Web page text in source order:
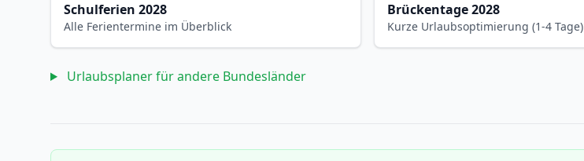
Schulferien 2028
Alle Ferientermine im Überblick
Brückentage 2028
Kurze Urlaubsoptimierung (1-4 Tage)
Urlaubsplaner für andere Bundesländer